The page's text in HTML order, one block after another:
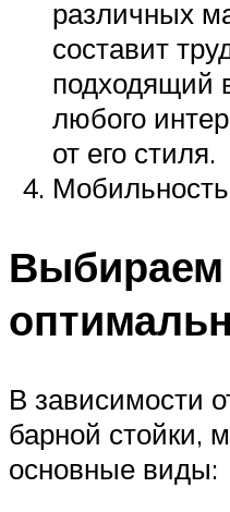
различных
составит
подходящий
любого
от его стиля.
Выбираем
В зависимости
барной стойки,
основные виды: